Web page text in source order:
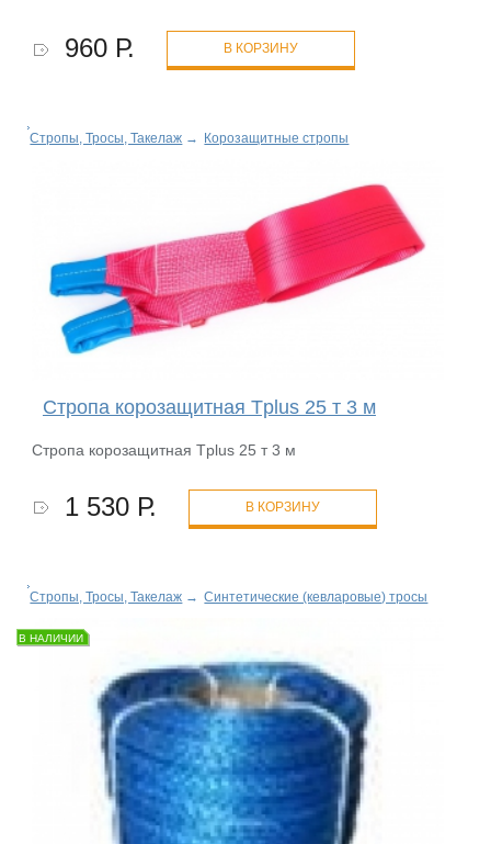
960 Р. В КОРЗИНУ
Стропы, Тросы, Такелаж → Корозащитные стропы
Стропа корозащитная Tplus 25 т 3 м
Стропа корозащитная Tplus 25 т 3 м
1 530 Р. В КОРЗИНУ
Стропы, Тросы, Такелаж → Синтетические (кевларовые) тросы
В НАЛИЧИИ